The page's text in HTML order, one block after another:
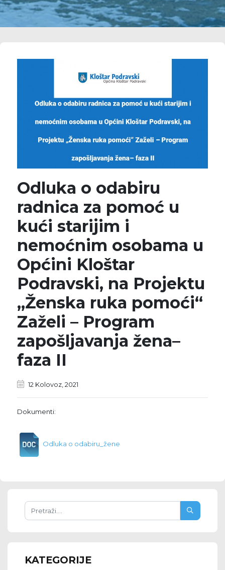
Odluka o odabiru
radnica za pomoć u
kući starijim i
nemoćnim osobama u
Općini Kloštar
Podravski, na Projektu
„Ženska ruka pomoći“
Zaželi – Program
zapošljavanja žena–
faza II
12 Kolovoz, 2021
Dokumenti:
Odluka o odabiru_žene
KATEGORIJE